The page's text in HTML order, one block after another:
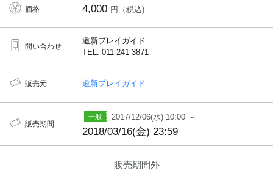
価格 4,000 円（税込)
問い合わせ
道新プレイガイド
TEL: 011-241-3871
販売元 道新プレイガイド
販売期間
2017/12/06(水) 10:00 ～
2018/03/16(金) 23:59
販売期間外